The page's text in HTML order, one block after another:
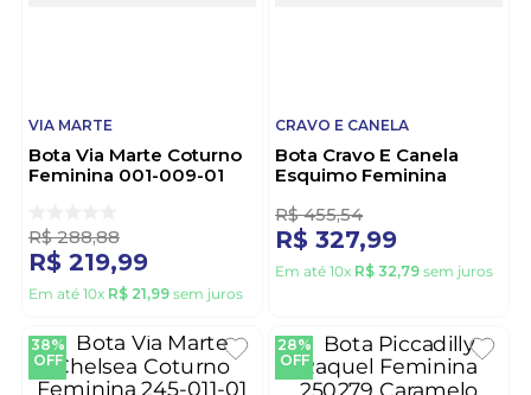
VIA MARTE
Bota Via Marte Coturno
Feminina 001-009-01
R$ 288,88
R$ 219,99
Em até 10x R$ 21,99 sem juros
CRAVO E CANELA
Bota Cravo E Canela
Esquimo Feminina
Preto
R$ 455,54
R$ 327,99
38%
OFF
28%
OFF